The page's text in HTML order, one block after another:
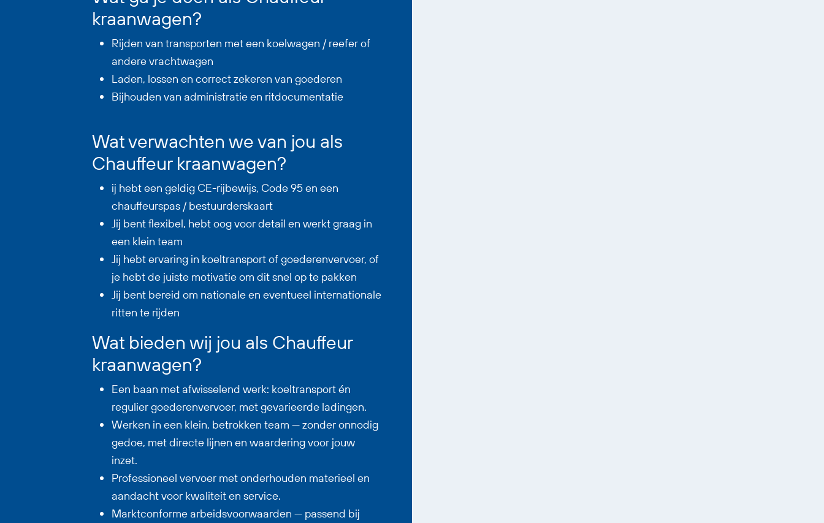
kraanwagen?
Rijden van transporten met een koelwagen / reefer of
andere vrachtwagen
Laden, lossen en correct zekeren van goederen
Bijhouden van administratie en ritdocumentatie
Wat verwachten we van jou als
Chauffeur kraanwagen?
ij hebt een geldig CE-rijbewijs, Code 95 en een
chauffeurspas / bestuurderskaart
Jij bent flexibel, hebt oog voor detail en werkt graag in
een klein team
Jij hebt ervaring in koeltransport of goederenvervoer, of
je hebt de juiste motivatie om dit snel op te pakken
Jij bent bereid om nationale en eventueel internationale
ritten te rijden
Wat bieden wij jou als Chauffeur
kraanwagen?
Een baan met afwisselend werk: koeltransport én
regulier goederenvervoer, met gevarieerde ladingen.
Werken in een klein, betrokken team — zonder onnodig
gedoe, met directe lijnen en waardering voor jouw
inzet.
Professioneel vervoer met onderhouden materieel en
aandacht voor kwaliteit en service.
Marktconforme arbeidsvoorwaarden — passend bij